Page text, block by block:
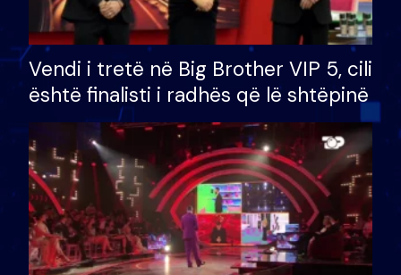
Vendi i tretë në Big Brother VIP 5, cili
është finalisti i radhës që lë shtëpinë